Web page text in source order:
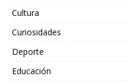
Cultura
Curiosidades
Deporte
Educación